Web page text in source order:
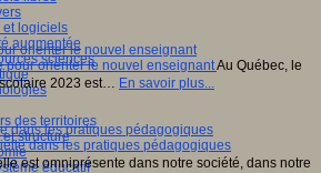
et logiciels
augmentée
sciences
des territoires
structure
éducatif
orienter le nouvel enseignant
Au Québec, le
2023 est… En savoir plus...
dans les pratiques pédagogiques
est omniprésente dans notre société, dans notre